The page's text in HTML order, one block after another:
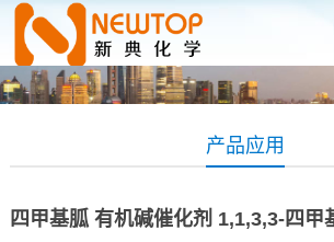
产品应用
四甲基胍 有机碱催化剂 1,1,3,3-四甲